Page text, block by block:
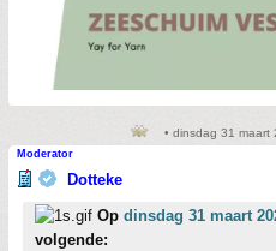
• dinsdag 31 maart
Moderator
Dotteke
Op dinsdag 31 maart
volgende: